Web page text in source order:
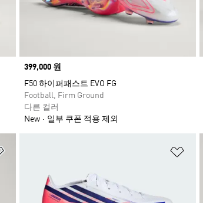
Price
399,000 원
F50 하이퍼패스트 EVO FG
Football, Firm Ground
다른 컬러
New
일부 쿠폰 적용 제외